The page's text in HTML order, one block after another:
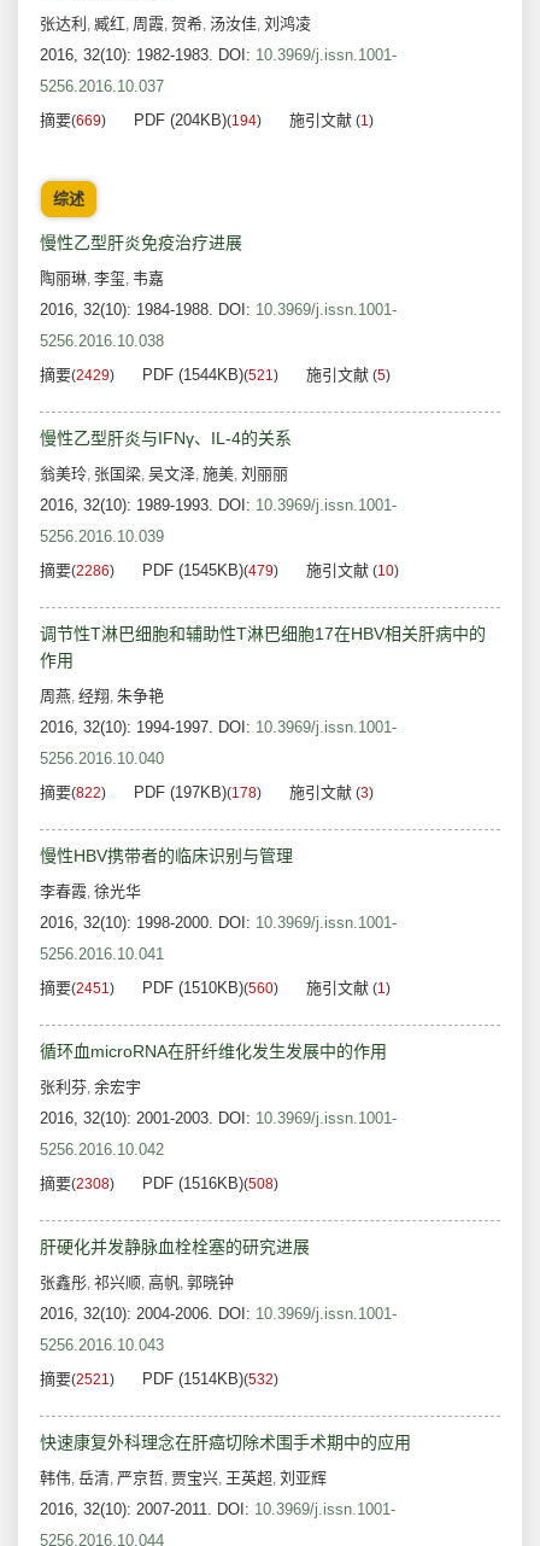
张达利 , 臧红, 周霞, 贺希, 汤汝佳, 刘鸿凌
2016, 32(10): 1982-1983. DOI: 10.3969/j.issn.1001-
5256.2016.10.037
摘要(669) PDF (204KB)(194) 施引文献 (1)
综述
慢性乙型肝炎免疫治疗进展
陶丽琳, 李玺, 韦嘉
2016, 32(10): 1984-1988. DOI: 10.3969/j.issn.1001-
5256.2016.10.038
摘要(2429) PDF (1544KB)(521) 施引文献 (5)
慢性乙型肝炎与IFNγ、IL-4的关系
翁美玲, 张国梁, 吴文泽, 施美, 刘丽丽
2016, 32(10): 1989-1993. DOI: 10.3969/j.issn.1001-
5256.2016.10.039
摘要(2286) PDF (1545KB)(479) 施引文献 (10)
调节性T淋巴细胞和辅助性T淋巴细胞17在HBV相关肝病中的
作用
周燕, 经翔, 朱争艳
2016, 32(10): 1994-1997. DOI: 10.3969/j.issn.1001-
5256.2016.10.040
摘要(822) PDF (197KB)(178) 施引文献 (3)
慢性HBV携带者的临床识别与管理
李春霞, 徐光华
2016, 32(10): 1998-2000. DOI: 10.3969/j.issn.1001-
5256.2016.10.041
摘要(2451) PDF (1510KB)(560) 施引文献 (1)
循环血microRNA在肝纤维化发生发展中的作用
张利芬, 余宏宇
2016, 32(10): 2001-2003. DOI: 10.3969/j.issn.1001-
5256.2016.10.042
摘要(2308) PDF (1516KB)(508)
肝硬化并发静脉血栓栓塞的研究进展
张鑫彤, 祁兴顺, 高帆, 郭晓钟
2016, 32(10): 2004-2006. DOI: 10.3969/j.issn.1001-
5256.2016.10.043
摘要(2521) PDF (1514KB)(532)
快速康复外科理念在肝癌切除术围手术期中的应用
韩伟, 岳清, 严京哲, 贾宝兴, 王英超, 刘亚辉
2016, 32(10): 2007-2011. DOI: 10.3969/j.issn.1001-
5256.2016.10.044